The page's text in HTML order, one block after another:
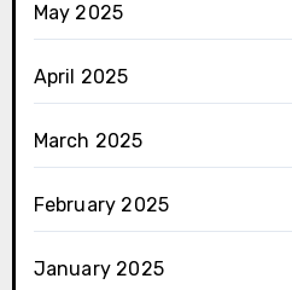
May 2025
April 2025
March 2025
February 2025
January 2025